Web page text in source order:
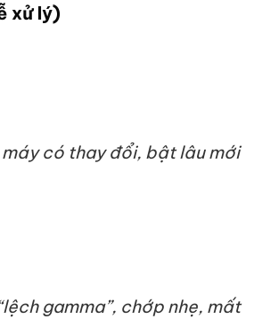
xử lý)
có thay đổi, bật lâu mới
gamma”, chớp nhẹ, mất